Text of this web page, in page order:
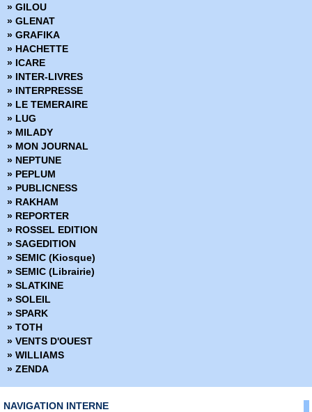
» GILOU
» GLENAT
» GRAFIKA
» HACHETTE
» ICARE
» INTER-LIVRES
» INTERPRESSE
» LE TEMERAIRE
» LUG
» MILADY
» MON JOURNAL
» NEPTUNE
» PEPLUM
» PUBLICNESS
» RAKHAM
» REPORTER
» ROSSEL EDITION
» SAGEDITION
» SEMIC (Kiosque)
» SEMIC (Librairie)
» SLATKINE
» SOLEIL
» SPARK
» TOTH
» VENTS D'OUEST
» WILLIAMS
» ZENDA
NAVIGATION INTERNE